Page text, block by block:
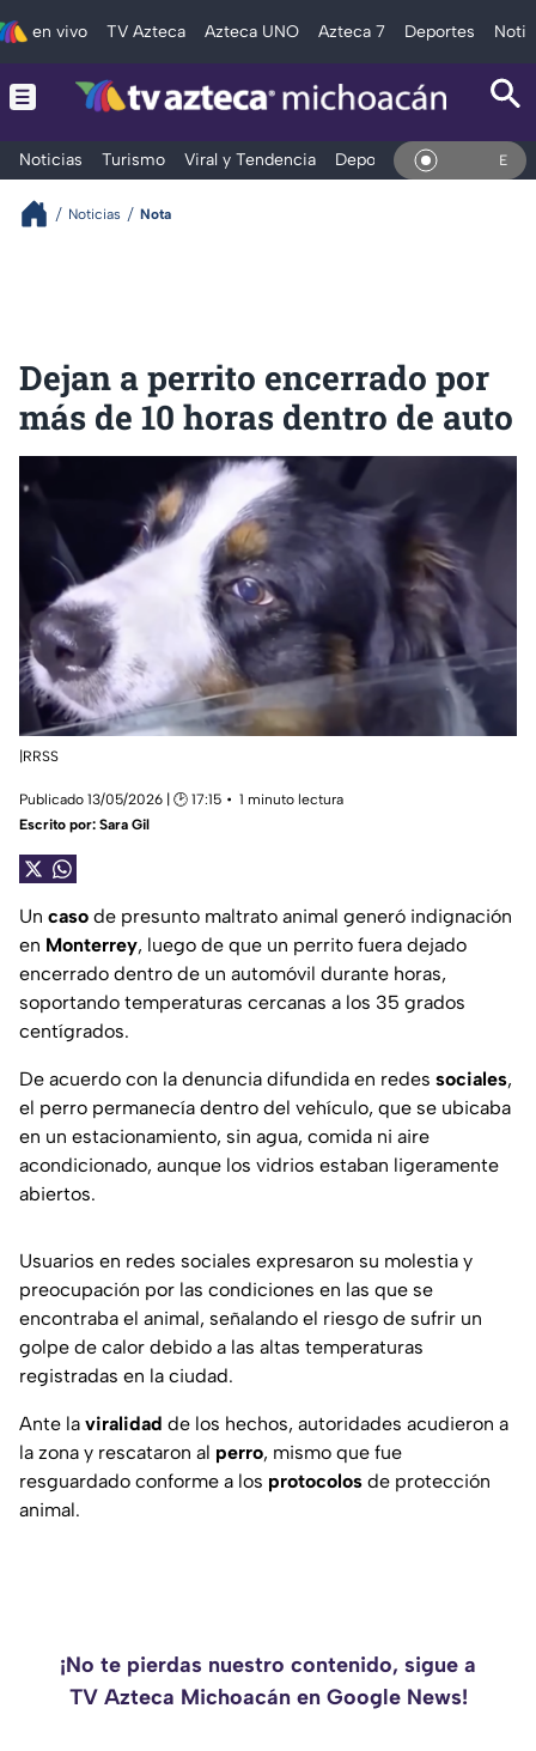
en vivo TV Azteca Azteca UNO Azteca 7 Deportes
Noticias Turismo Viral y Tendencia Deportes Espectáculos
En
Noticias Nota
Dejan a perrito encerrado por
más de 10 horas dentro de auto
|RRSS
Publicado 13/05/2026 | 🕑 17:15
1 minuto lectura
Escrito por: Sara Gil
Un caso de presunto maltrato animal generó indignación
en Monterrey, luego de que un perrito fuera dejado
encerrado dentro de un automóvil durante horas,
soportando temperaturas cercanas a los 35 grados
centígrados.
De acuerdo con la denuncia difundida en redes sociales,
el perro permanecía dentro del vehículo, que se ubicaba
en un estacionamiento, sin agua, comida ni aire
acondicionado, aunque los vidrios estaban ligeramente
abiertos.
Usuarios en redes sociales expresaron su molestia y
preocupación por las condiciones en las que se
encontraba el animal, señalando el riesgo de sufrir un
golpe de calor debido a las altas temperaturas
registradas en la ciudad.
Ante la viralidad de los hechos, autoridades acudieron a
la zona y rescataron al perro, mismo que fue
resguardado conforme a los protocolos de protección
animal.
¡No te pierdas nuestro contenido, sigue a
TV Azteca Michoacán en Google News!